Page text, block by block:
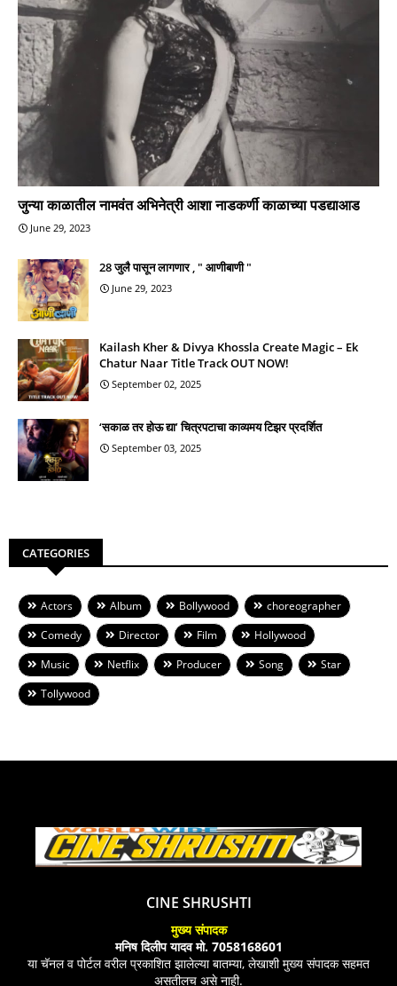
जुन्या काळातील नामवंत अभिनेत्री आशा नाडकर्णी काळाच्या पडद्याआड
June 29, 2023
28 जुलै पासून लागणार , " आणीबाणी "
June 29, 2023
Kailash Kher & Divya Khossla Create Magic – Ek
Chatur Naar Title Track OUT NOW!
September 02, 2025
‘सकाळ तर होऊ द्या’ चित्रपटाचा काव्यमय टिझर प्रदर्शित
September 03, 2025
CATEGORIES
Actors Album Bollywood
choreographer
Comedy
Director Film
Hollywood
Music
Netflix Producer Song
Star
Tollywood
CINE SHRUSHTI
मुख्य संपादक
मनिष दिलीप यादव मो. 7058168601
या चॅनल व पोर्टल वरील प्रकाशित झालेल्या बातम्या, लेखाशी मुख्य संपादक सहमत
असतीलच असे नाही.